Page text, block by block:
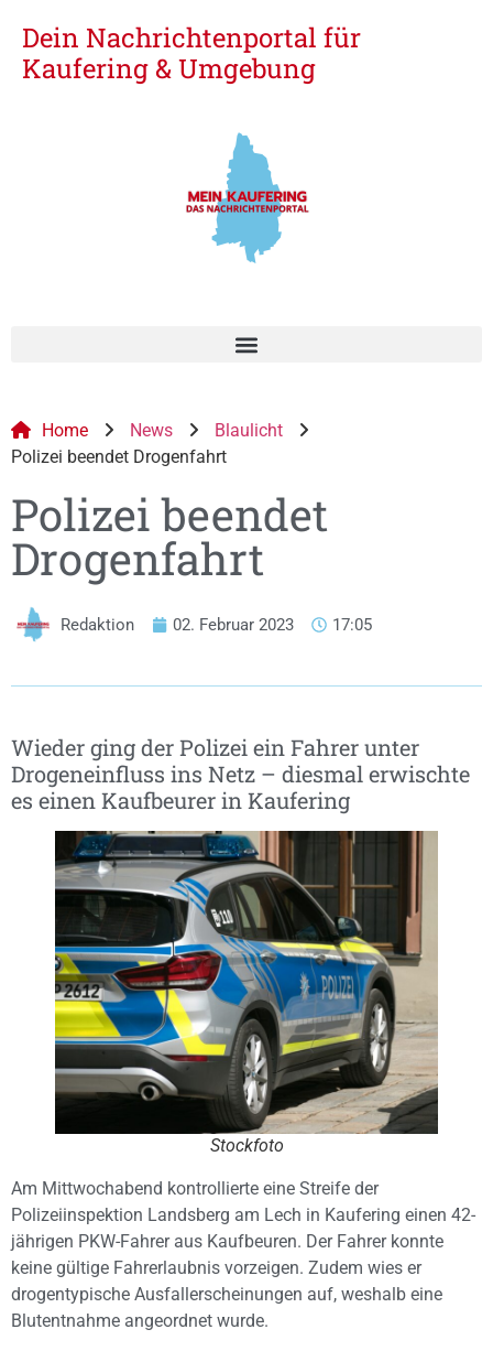
Dein Nachrichtenportal für
Kaufering & Umgebung
Home News
Blaulicht
Polizei beendet Drogenfahrt
Polizei beendet
Drogenfahrt
Redaktion 02. Februar 2023 17:05
Wieder ging der Polizei ein Fahrer unter
Drogeneinfluss ins Netz – diesmal erwischte
es einen Kaufbeurer in Kaufering
Stockfoto
Am Mittwochabend kontrollierte eine Streife der
Polizeiinspektion Landsberg am Lech in Kaufering einen 42-
jährigen PKW-Fahrer aus Kaufbeuren. Der Fahrer konnte
keine gültige Fahrerlaubnis vorzeigen. Zudem wies er
drogentypische Ausfallerscheinungen auf, weshalb eine
Blutentnahme angeordnet wurde.